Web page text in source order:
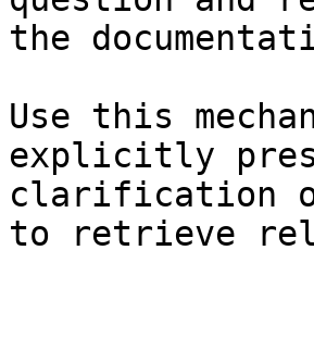
the
Use this
explicitly
clarification